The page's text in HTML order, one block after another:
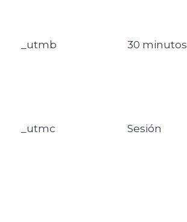
_utmb 30 minutos
_utmc Sesión